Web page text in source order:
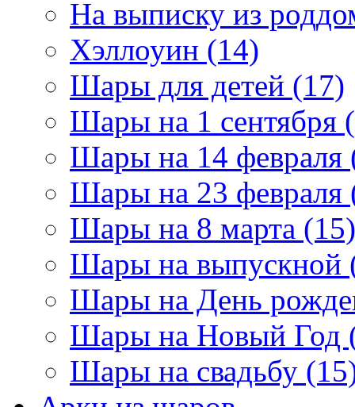
На выписку из
Хэллоуин (14)
Шары для детей (17)
Шары на 1 сентября
Шары на 14 февраля
Шары на 23 февраля
Шары на 8 марта (15)
Шары на выпускной
Шары на День
Шары на Новый Год
Шары на свадьбу